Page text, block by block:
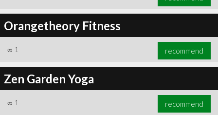
Orangetheory Fitness
∞ 1 recommend
Zen Garden Yoga
∞ 1 recommend